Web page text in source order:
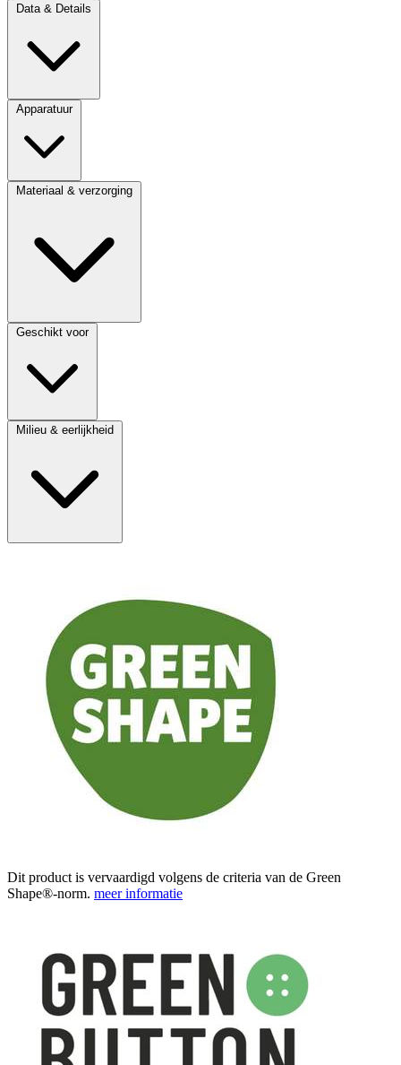
Data & Details
Apparatuur
Materiaal & verzorging
Geschikt voor
Milieu & eerlijkheid
Dit product is vervaardigd volgens de criteria van de Green
Shape®-norm. meer informatie